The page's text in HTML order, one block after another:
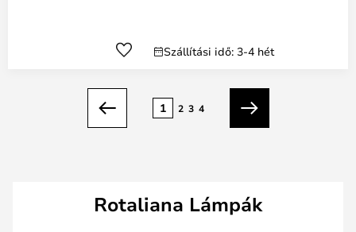
Szállítási idő: 3-4 hét
Előző
1 2 3 4
Következő
Rotaliana Lámpák